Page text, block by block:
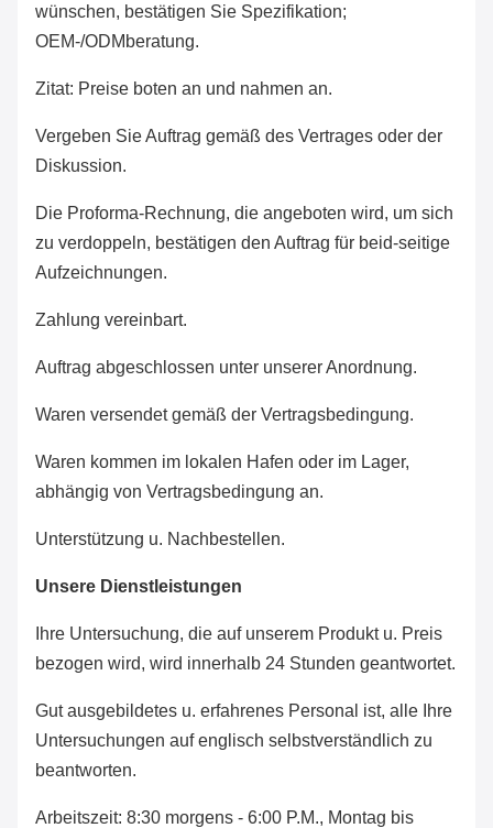
wünschen, bestätigen Sie Spezifikation;
OEM-/ODMberatung.
Zitat: Preise boten an und nahmen an.
Vergeben Sie Auftrag gemäß des Vertrages oder der
Diskussion.
Die Proforma-Rechnung, die angeboten wird, um sich
zu verdoppeln, bestätigen den Auftrag für beid-seitige
Aufzeichnungen.
Zahlung vereinbart.
Auftrag abgeschlossen unter unserer Anordnung.
Waren versendet gemäß der Vertragsbedingung.
Waren kommen im lokalen Hafen oder im Lager,
abhängig von Vertragsbedingung an.
Unterstützung u. Nachbestellen.
Unsere Dienstleistungen
Ihre Untersuchung, die auf unserem Produkt u. Preis
bezogen wird, wird innerhalb 24 Stunden geantwortet.
Gut ausgebildetes u. erfahrenes Personal ist, alle Ihre
Untersuchungen auf englisch selbstverständlich zu
beantworten.
Arbeitszeit: 8:30 morgens - 6:00 P.M., Montag bis